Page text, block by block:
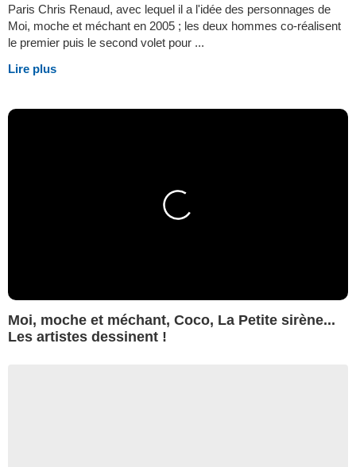
Paris Chris Renaud, avec lequel il a l'idée des personnages de
Moi, moche et méchant en 2005 ; les deux hommes co-réalisent
le premier puis le second volet pour ...
Lire plus
Moi, moche et méchant, Coco, La Petite sirène...
Les artistes dessinent !